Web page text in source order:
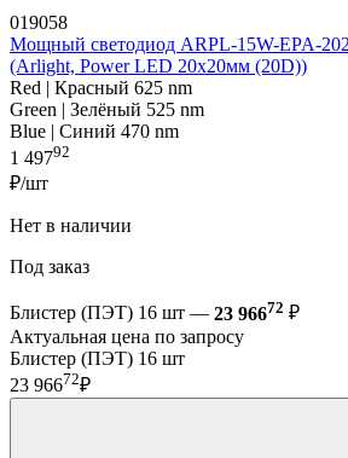
019058
Мощный светодиод ARPL-15W-EPA-
(Arlight, Power LED 20x20мм (20D))
Red | Красный 625 nm
Green | Зелёный 525 nm
Blue | Синий 470 nm
1 49792
₽/шт
Нет в наличии
Под заказ
Блистер (ПЭТ) 16 шт — 23 96672 ₽
Актуальная цена по запросу
Блистер (ПЭТ) 16 шт
23 96672₽